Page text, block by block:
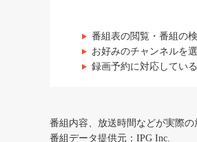
番組表の閲覧・番組の
お好みのチャンネルを
録画予約に対応してい
番組内容、放送時間などが実際の
番組データ提供元：IPG Inc.